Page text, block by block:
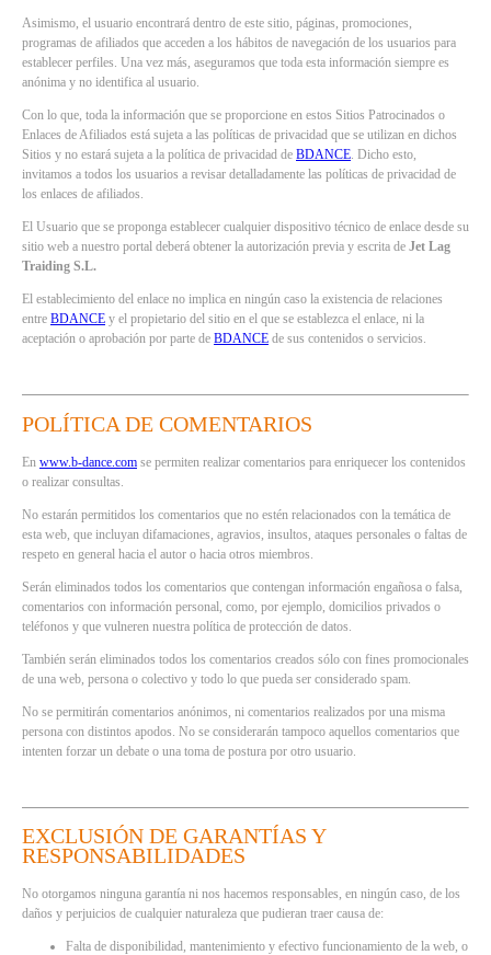
Asimismo, el usuario encontrará dentro de este sitio, páginas, promociones,
programas de afiliados que acceden a los hábitos de navegación de los usuarios para
establecer perfiles. Una vez más, aseguramos que toda esta información siempre es
anónima y no identifica al usuario.
Con lo que, toda la información que se proporcione en estos Sitios Patrocinados o
Enlaces de Afiliados está sujeta a las políticas de privacidad que se utilizan en dichos
Sitios y no estará sujeta a la política de privacidad de BDANCE. Dicho esto,
invitamos a todos los usuarios a revisar detalladamente las políticas de privacidad de
los enlaces de afiliados.
El Usuario que se proponga establecer cualquier dispositivo técnico de enlace desde su
sitio web a nuestro portal deberá obtener la autorización previa y escrita de Jet Lag
Traiding S.L.
El establecimiento del enlace no implica en ningún caso la existencia de relaciones
entre BDANCE y el propietario del sitio en el que se establezca el enlace, ni la
aceptación o aprobación por parte de BDANCE de sus contenidos o servicios.
POLÍTICA DE COMENTARIOS
En www.b-dance.com se permiten realizar comentarios para enriquecer los contenidos
o realizar consultas.
No estarán permitidos los comentarios que no estén relacionados con la temática de
esta web, que incluyan difamaciones, agravios, insultos, ataques personales o faltas de
respeto en general hacia el autor o hacia otros miembros.
Serán eliminados todos los comentarios que contengan información engañosa o falsa,
comentarios con información personal, como, por ejemplo, domicilios privados o
teléfonos y que vulneren nuestra política de protección de datos.
También serán eliminados todos los comentarios creados sólo con fines promocionales
de una web, persona o colectivo y todo lo que pueda ser considerado spam.
No se permitirán comentarios anónimos, ni comentarios realizados por una misma
persona con distintos apodos. No se considerarán tampoco aquellos comentarios que
intenten forzar un debate o una toma de postura por otro usuario.
EXCLUSIÓN DE GARANTÍAS Y
RESPONSABILIDADES
No otorgamos ninguna garantía ni nos hacemos responsables, en ningún caso, de los
daños y perjuicios de cualquier naturaleza que pudieran traer causa de:
Falta de disponibilidad, mantenimiento y efectivo funcionamiento de la web, o